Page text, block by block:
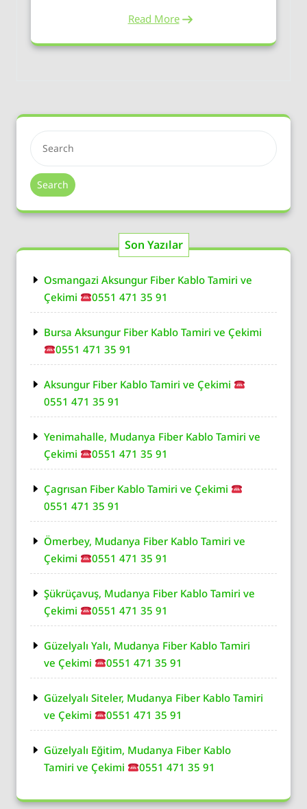
Read More
Search
Son Yazılar
Osmangazi Aksungur Fiber Kablo Tamiri ve
Çekimi
0551 471 35 91
Bursa Aksungur Fiber Kablo Tamiri ve Çekimi
0551 471 35 91
Aksungur Fiber Kablo Tamiri ve Çekimi
0551 471 35 91
Yenimahalle, Mudanya Fiber Kablo Tamiri ve
Çekimi
0551 471 35 91
Çagrısan Fiber Kablo Tamiri ve Çekimi
0551 471 35 91
Ömerbey, Mudanya Fiber Kablo Tamiri ve
Çekimi
0551 471 35 91
Şükrüçavuş, Mudanya Fiber Kablo Tamiri ve
Çekimi
0551 471 35 91
Güzelyalı Yalı, Mudanya Fiber Kablo Tamiri
ve Çekimi
0551 471 35 91
Güzelyalı Siteler, Mudanya Fiber Kablo Tamiri
ve Çekimi
0551 471 35 91
Güzelyalı Eğitim, Mudanya Fiber Kablo
Tamiri ve Çekimi
0551 471 35 91